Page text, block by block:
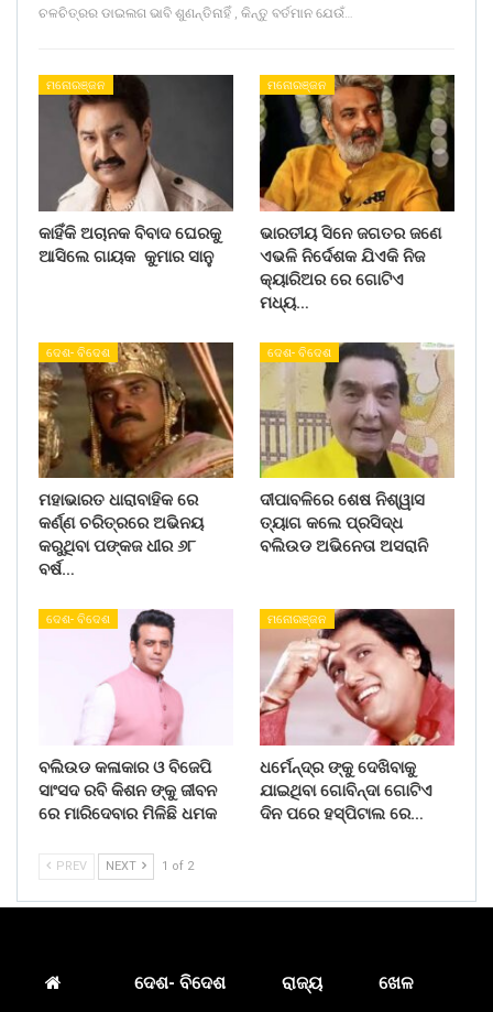
ଚଳଚିତ୍ରର ଡାଇଲଗ ଭାବି ଶୁଣନ୍ତିନାହିଁ , କିନ୍ତୁ ବର୍ତମାନ ଯେଉଁ…
ମନୋରଞ୍ଜନ
କାହିଁକି ଅଚାନକ ବିବାଦ ଘେରକୁ
ଆସିଲେ ଗାୟକ କୁମାର ସାନୁ
ମନୋରଞ୍ଜନ
ଭାରତୀୟ ସିନେ ଜଗତର ଜଣେ
ଏଭଳି ନିର୍ଦେଶକ ଯିଏକି ନିଜ
କ୍ୟାରିଅର ରେ ଗୋଟିଏ
ମଧ୍ୟ…
ଦେଶ- ବିଦେଶ
ମହାଭାରତ ଧାରାବାହିକ ରେ
କର୍ଣ୍ଣ ଚରିତ୍ରରେ ଅଭିନୟ
କରୁଥିବା ପଙ୍କଜ ଧୀର ୬୮
ବର୍ଷ…
ଦେଶ- ବିଦେଶ
ଦୀପାବଳିରେ ଶେଷ ନିଶ୍ୱାସ
ତ୍ୟାଗ କଲେ ପ୍ରସିଦ୍ଧ
ବଲିଉଡ ଅଭିନେତା ଅସରାନି
ଦେଶ- ବିଦେଶ
ବଲିଉଡ କଳାକାର ଓ ବିଜେପି
ସାଂସଦ ରବି କିଶନ ଙ୍କୁ ଜୀବନ
ରେ ମାରିଦେବାର ମିଳିଛି ଧମକ
ମନୋରଞ୍ଜନ
ଧର୍ମେନ୍ଦ୍ର ଙ୍କୁ ଦେଖିବାକୁ
ଯାଇଥିବା ଗୋବିନ୍ଦା ଗୋଟିଏ
ଦିନ ପରେ ହସ୍ପିଟାଲ ରେ…
PREV NEXT 1 of 2
ଦେଶ- ବିଦେଶ ରାଜ୍ୟ ଖେଳ